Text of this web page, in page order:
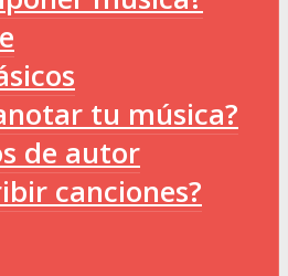
tu música?
de autor
canciones?